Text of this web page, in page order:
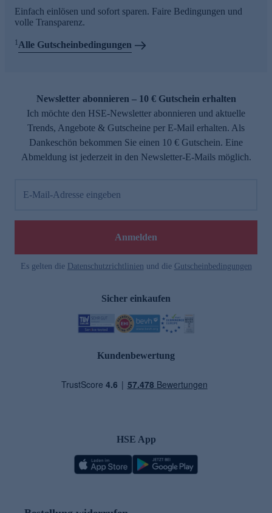
Einfach einlösen und sofort sparen. Faire Bedingungen und
volle Transparenz.
1Alle Gutscheinbedingungen
Newsletter abonnieren – 10 € Gutschein erhalten
Ich möchte den HSE-Newsletter abonnieren und aktuelle
Trends, Angebote & Gutscheine per E-Mail erhalten. Als
Dankeschön bekommen Sie einen 10 € Gutschein. Eine
Abmeldung ist jederzeit in den Newsletter-E-Mails möglich.
E-Mail-Adresse eingeben
Anmelden
Es gelten die Datenschutzrichtlinien und die Gutscheinbedingungen
Sicher einkaufen
Kundenbewertung
HSE App